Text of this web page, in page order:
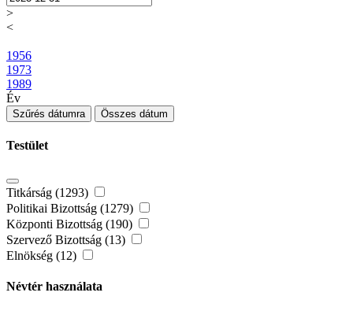
>
<
1956
1973
1989
Év
Szűrés dátumra Összes dátum
Testület
Titkárság (1293)
Politikai Bizottság (1279)
Központi Bizottság (190)
Szervező Bizottság (13)
Elnökség (12)
Névtér használata